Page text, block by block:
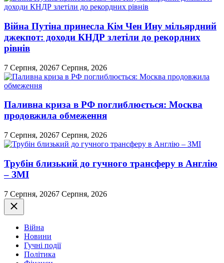
Війна Путіна принесла Кім Чен Ину мільярдний
джекпот: доходи КНДР злетіли до рекордних
рівнів
7 Серпня, 20267 Серпня, 2026
Паливна криза в РФ поглиблюється: Москва
продовжила обмеження
7 Серпня, 20267 Серпня, 2026
Трубін близький до гучного трансферу в Англію
– ЗМІ
7 Серпня, 20267 Серпня, 2026
Закрити
Війна
Новини
Гучні події
Політика